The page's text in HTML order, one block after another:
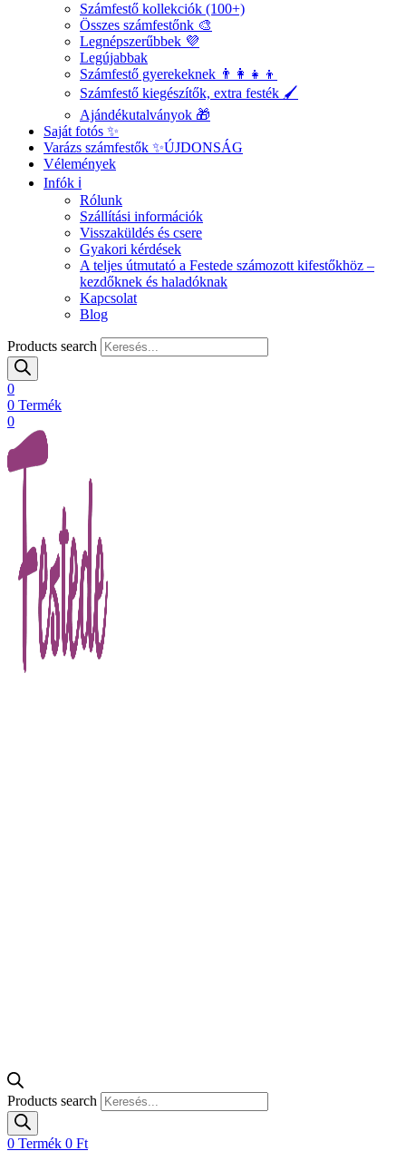
Számfestő kollekciók (100+)
Összes számfestőnk 🎨
Legnépszerűbbek 💜
Legújabbak
Számfestő gyerekeknek 👨‍👩‍👧‍👦
Számfestő kiegészítők, extra festék 🖌️
Ajándékutalványok 🎁
Saját fotós ✨
Varázs számfestők ✨ÚJDONSÁG
Vélemények
Infók ℹ️
Rólunk
Szállítási információk
Visszaküldés és csere
Gyakori kérdések
A teljes útmutató a Festede számozott kifestőkhöz –
kezdőknek és haladóknak
Kapcsolat
Blog
Products search
0
0 Termék
0
Products search
0 Termék 0 Ft